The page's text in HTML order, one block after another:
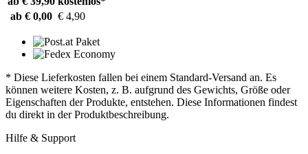
ab € 0,00 € 4,90
* Diese Lieferkosten fallen bei einem Standard-Versand an. Es
können weitere Kosten, z. B. aufgrund des Gewichts, Größe oder
Eigenschaften der Produkte, entstehen. Diese Informationen findest
du direkt in der Produktbeschreibung.
Hilfe & Support